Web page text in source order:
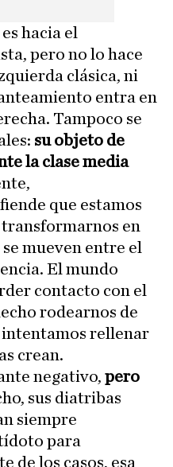
hacia el
pero no lo hace
clásica, ni
entra en
Tampoco se
su objeto de
la clase media
que estamos
en
mueven entre el
El mundo
contacto con el
rodearnos de
intentamos rellenar
crean.
negativo, pero
sus diatribas
siempre
para
de los casos, esa